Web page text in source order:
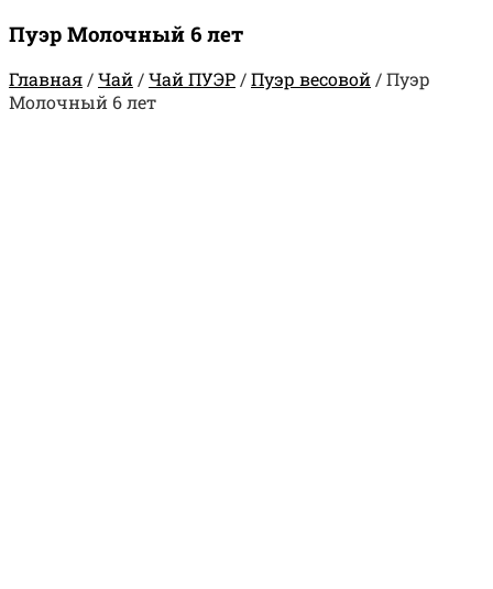
Пуэр Молочный 6 лет
Главная/Чай/Чай ПУЭР/Пуэр весовой/Пуэр
Молочный 6 лет